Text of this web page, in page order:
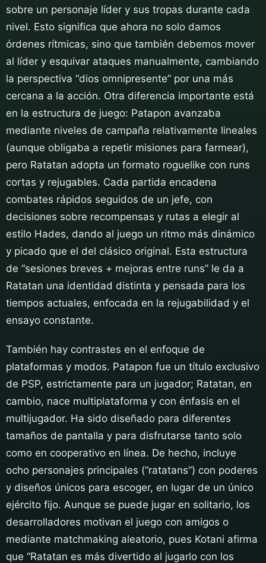
sobre un personaje líder y sus tropas durante cada
nivel. Esto significa que ahora no solo damos
órdenes rítmicas, sino que también debemos mover
al líder y esquivar ataques manualmente, cambiando
la perspectiva “dios omnipresente” por una más
cercana a la acción. Otra diferencia importante está
en la estructura de juego: Patapon avanzaba
mediante niveles de campaña relativamente lineales
(aunque obligaba a repetir misiones para farmear),
pero Ratatan adopta un formato roguelike con runs
cortas y rejugables. Cada partida encadena
combates rápidos seguidos de un jefe, con
decisiones sobre recompensas y rutas a elegir al
estilo Hades, dando al juego un ritmo más dinámico
y picado que el del clásico original. Esta estructura
de “sesiones breves + mejoras entre runs” le da a
Ratatan una identidad distinta y pensada para los
tiempos actuales, enfocada en la rejugabilidad y el
ensayo constante.
También hay contrastes en el enfoque de
plataformas y modos. Patapon fue un título exclusivo
de PSP, estrictamente para un jugador; Ratatan, en
cambio, nace multiplataforma y con énfasis en el
multijugador. Ha sido diseñado para diferentes
tamaños de pantalla y para disfrutarse tanto solo
como en cooperativo en línea. De hecho, incluye
ocho personajes principales (“ratatans”) con poderes
y diseños únicos para escoger, en lugar de un único
ejército fijo. Aunque se puede jugar en solitario, los
desarrolladores motivan el juego con amigos o
mediante matchmaking aleatorio, pues Kotani afirma
que “Ratatan es más divertido al jugarlo con los